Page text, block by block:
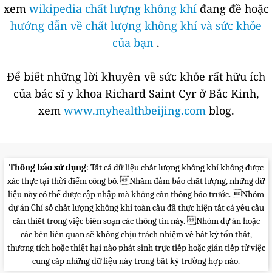
xem wikipedia chất lượng không khíđang đề hoặc
hướng dẫn về chất lượng không khí và sức khỏe
của bạn .
Để biết những lời khuyên về sức khỏe rất hữu ích
của bác sĩ y khoa Richard Saint Cyr ở Bắc Kinh,
xem www.myhealthbeijing.com blog.
Thông báo sử dụng: Tất cả dữ liệu chất lượng không khí không được
xác thực tại thời điểm công bố. Nhằm đảm bảo chất lượng, những dữ
liệu này có thể được cập nhập mà không cần thông báo trước. Nhóm
dự án Chỉ số chất lượng không khí toàn cầu đã thực hiện tất cả yêu cầu
cần thiết trong việc biên soạn các thông tin này. Nhóm dự án hoặc
các bên liên quan sẽ không chịu trách nhiệm về bất kỳ tổn thất,
thương tích hoặc thiệt hại nào phát sinh trực tiếp hoặc gián tiếp từ việc
cung cấp những dữ liệu này trong bất kỳ trường hợp nào.